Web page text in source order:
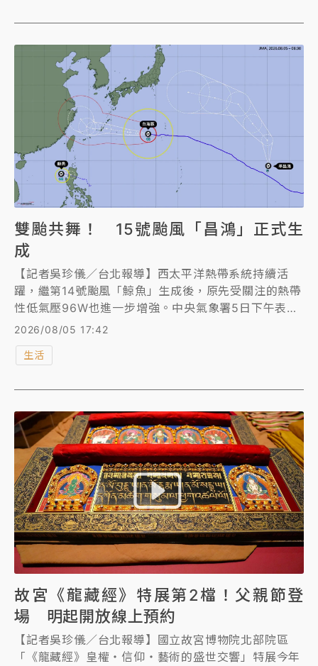
雙颱共舞！ 15號颱風「昌鴻」正式生
成
【記者吳珍儀／台北報導】西太平洋熱帶系統持續活
躍，繼第14號颱風「鯨魚」生成後，原先受關注的熱帶
性低氣壓96W也進一步增強。中央氣象署5日下午表
示，原位於威克島附近海面的熱帶性低氣壓已於當日下
北北西方向移動，預估對台灣天氣無影響。
2026/08/05 17:42
生活
故宮《龍藏經》特展第2檔！父親節登
場 明起開放線上預約
【記者吳珍儀／台北報導】國立故宮博物院北部院區
「《龍藏經》皇權・信仰・藝術的盛世交響」特展今年